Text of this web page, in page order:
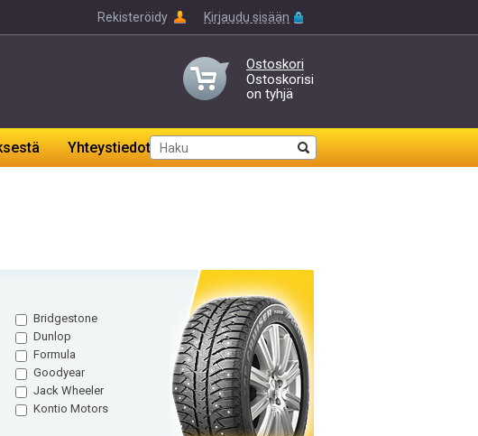
Rekisteröidy Kirjaudu sisään
Ostoskori
Ostoskorisi
on tyhjä
Yhteystiedot
Bridgestone
Dunlop
Formula
Goodyear
Jack Wheeler
Kontio Motors